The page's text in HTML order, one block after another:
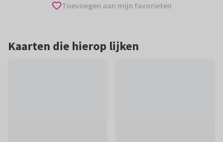
Toevoegen aan mijn favorieten
Kaarten die hierop lijken